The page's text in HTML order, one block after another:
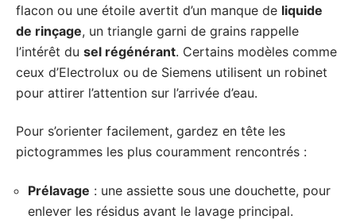
flacon ou une étoile avertit d’un manque de liquide
de rinçage, un triangle garni de grains rappelle
l’intérêt du sel régénérant. Certains modèles comme
ceux d’Electrolux ou de Siemens utilisent un robinet
pour attirer l’attention sur l’arrivée d’eau.
Pour s’orienter facilement, gardez en tête les
pictogrammes les plus couramment rencontrés :
Prélavage : une assiette sous une douchette, pour
enlever les résidus avant le lavage principal.